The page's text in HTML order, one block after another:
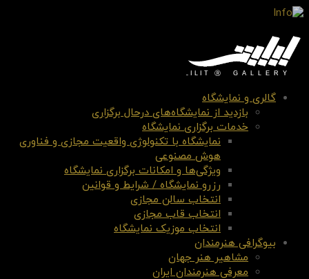
گالری و نمایشگاه
بازدید از نمایشگاه‌های درحال برگزاری
خدمات برگزاری نمایشگاه
نمایشگاه با تکنولوژی واقعیت مجازی و فناوری
هوش مصنوعی
ویژگی‌ها و امکانات برگزاری نمایشگاه
رزرو نمایشگاه / شرایط و قوانین
انتخاب سالن مجازی
انتخاب قاب مجازی
انتخاب موزیک نمایشگاه
بیوگرافی هنرمندان
مشاهیر هنر جهان
معرفی هنرمندان ایران